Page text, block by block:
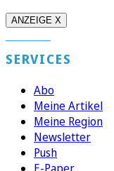
ANZEIGE X
SERVICES
Abo
Meine Artikel
Meine Region
Newsletter
Push